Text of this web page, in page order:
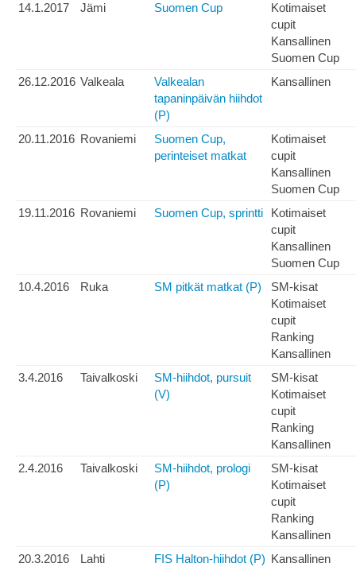
14.1.2017
Jämi Suomen Cup
Kotimaiset
cupit
Kansallinen
Suomen Cup
26.12.2016 Valkeala
Valkealan
tapaninpäivän hiihdot
(P)
Kansallinen
20.11.2016 Rovaniemi
Suomen Cup,
perinteiset matkat
Kotimaiset
cupit
Kansallinen
Suomen Cup
19.11.2016 Rovaniemi Suomen Cup, sprintti
Kotimaiset
cupit
Kansallinen
Suomen Cup
10.4.2016
Ruka SM pitkät matkat (P)
SM-kisat
Kotimaiset
cupit
Ranking
Kansallinen
3.4.2016
Taivalkoski
SM-hiihdot, pursuit
(V)
SM-kisat
Kotimaiset
cupit
Ranking
Kansallinen
2.4.2016
Taivalkoski
SM-hiihdot, prologi
(P)
SM-kisat
Kotimaiset
cupit
Ranking
Kansallinen
20.3.2016
Lahti FIS Halton-hiihdot (P) Kansallinen